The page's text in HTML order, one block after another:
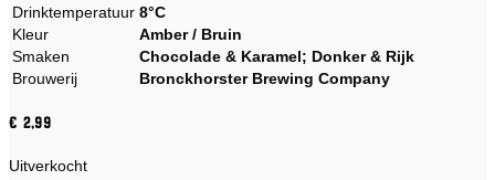
Drinktemperatuur 8°C
Kleur
Amber / Bruin
Smaken
Chocolade & Karamel; Donker & Rijk
Brouwerij
Bronckhorster Brewing Company
€ 2,99
Uitverkocht